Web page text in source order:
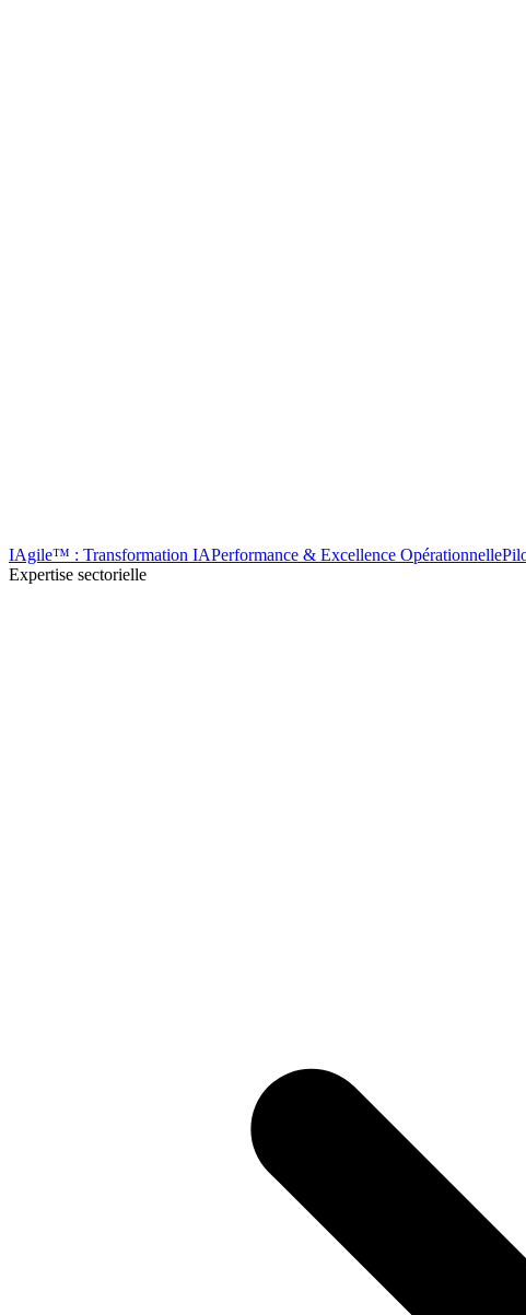
IAgile™ : Transformation IAPerformance & Excellence Opérationnelle
Expertise sectorielle